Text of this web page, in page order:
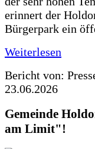
erinnert der
Bürgerpark ein
Weiterlesen
Bericht von:
23.06.2026
Gemeinde
am Limit"!